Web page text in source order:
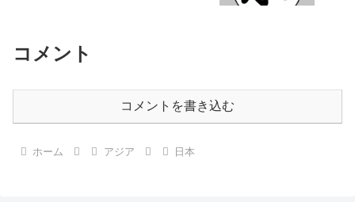
コメント
コメントを書き込む
ホーム アジア 日本